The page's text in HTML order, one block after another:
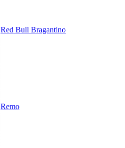
Red Bull Bragantino
Remo